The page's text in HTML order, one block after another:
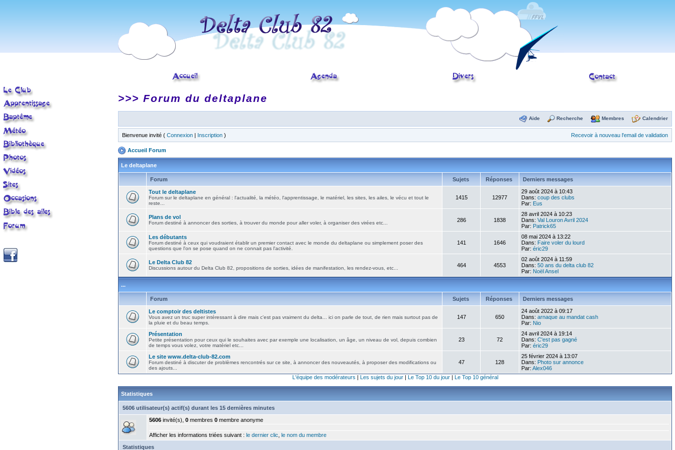
>>> Forum du deltaplane
Aide Recherche Membres Calendrier
Bienvenue invité ( Connexion | Inscription ) Recevoir à nouveau l'email de validation
Accueil Forum
Le deltaplane
Forum Sujets Réponses Derniers messages
Tout le deltaplane
Forum sur le deltaplane en général : l'actualité, la météo, l'apprentissage, le matériel, les sites, les ailes, le vécu et tout le
reste...
1415 12977
29 août 2024 à 10:43
Dans: coup des clubs
Par: Eus
Plans de vol
Forum destiné à annoncer des sorties, à trouver du monde pour aller voler, à organiser des virées etc... 286 1838
28 avril 2024 à 10:23
Dans: Val Louron Avril 2024
Par: Patrick65
Les débutants
Forum destiné à ceux qui voudraient établir un premier contact avec le monde du deltaplane ou simplement poser des
questions que l'on se pose quand on ne connait pas l'activité.
141 1646
08 mai 2024 à 13:22
Dans: Faire voler du lourd
Par: éric29
Le Delta Club 82
Discussions autour du Delta Club 82, propositions de sorties, idées de manifestation, les rendez-vous, etc... 464 4553
02 août 2024 à 11:59
Dans: 50 ans du delta club 82
Par: Noël Ansel
...
Forum Sujets Réponses Derniers messages
Le comptoir des deltistes
Vous avez un truc super intéressant à dire mais c'est pas vraiment du delta... ici on parle de tout, de rien mais surtout pas de
la pluie et du beau temps.
147 650
24 août 2022 à 09:17
Dans: arnaque au mandat cash
Par: Nio
Présentation
Petite présentation pour ceux qui le souhaites avec par exemple une localisation, un âge, un niveau de vol, depuis combien
de temps vous volez, votre matériel etc...
23 72
24 avril 2024 à 19:14
Dans: C'est pas gagné
Par: éric29
Le site www.delta-club-82.com
Forum destiné à discuter de problèmes rencontrés sur ce site, à annoncer des nouveautés, à proposer des modifications ou
des ajouts...
47 128
25 février 2024 à 13:07
Dans: Photo sur annonce
Par: Alex046
L'équipe des modérateurs | Les sujets du jour| Le Top 10 du jour| Le Top 10 général
Statistiques
5606 utilisateur(s) actif(s) durant les 15 dernières minutes
5606 invité(s), 0 membres 0 membre anonyme
Afficher les informations triées suivant : le dernier clic le nom du membre
Statistiques